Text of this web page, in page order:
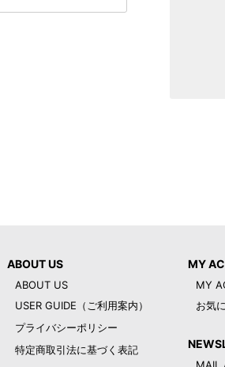
ABOUT US
ABOUT US
USER GUIDE（ご利用案内）
プライバシーポリシー
特定商取引法に基づく表記
MY
MY
お気